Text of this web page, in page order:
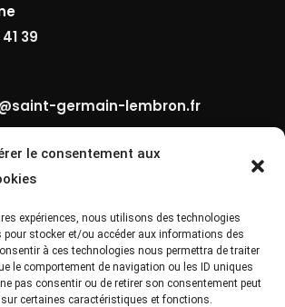
le consentement aux
expériences, nous utilisons des technologies
pour stocker et/ou accéder aux informations des
à ces technologies nous permettra de traiter
le comportement de navigation ou les ID uniques
pas consentir ou de retirer son consentement peut
certaines caractéristiques et fonctions.
39
germain-lembron.fr